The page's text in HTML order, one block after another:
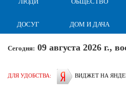
ДОСУГ ДОМ И ДАЧА
Сегодня: 09 августа 2026 г.,
ДЛЯ УДОБСТВА: ВИДЖЕТ НА